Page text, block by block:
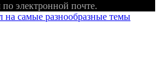
электронной почте.
самые разнообразные темы